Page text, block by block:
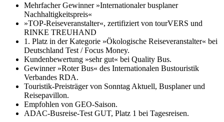
Mehrfacher Gewinner »Internationaler busplaner
Nachhaltigkeitspreis«
»TOP-Reiseveranstalter«, zertifiziert von tourVERS und
RINKE TREUHAND
1. Platz in der Kategorie »Ökologische Reiseveranstalter« bei
Deutschland Test / Focus Money.
Kundenbewertung »sehr gut« bei Quality Bus.
Gewinner »Roter Bus« des Internationalen Bustouristik
Verbandes RDA.
Touristik-Preisträger von Sonntag Aktuell, Busplaner und
Reisepavillon.
Empfohlen von GEO-Saison.
ADAC-Busreise-Test GUT, Platz 1 bei Tagesreisen.